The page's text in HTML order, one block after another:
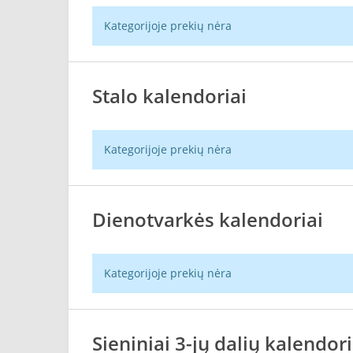
Kategorijoje prekių nėra
Stalo kalendoriai
Kategorijoje prekių nėra
Dienotvarkės kalendoriai
Kategorijoje prekių nėra
Sieniniai 3-jų dalių